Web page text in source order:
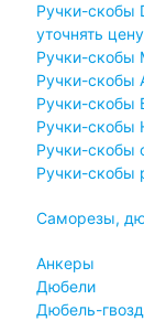
Ручки-скобы
уточнять
Ручки-скобы
Ручки-
Ручки-скобы
Ручки-
Ручки-скобы
Ручки-скобы
Саморезы,
Анкеры
Дюбели
Дюбель-